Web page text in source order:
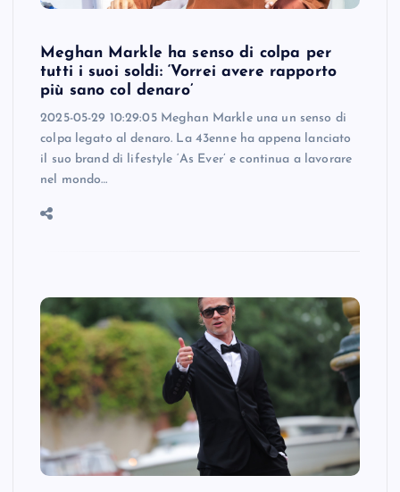
Meghan Markle ha senso di colpa per
tutti i suoi soldi: ‘Vorrei avere rapporto
più sano col denaro’
2025-05-29 10:29:05 Meghan Markle una un senso di
colpa legato al denaro. La 43enne ha appena lanciato
il suo brand di lifestyle ‘As Ever’ e continua a lavorare
nel mondo…